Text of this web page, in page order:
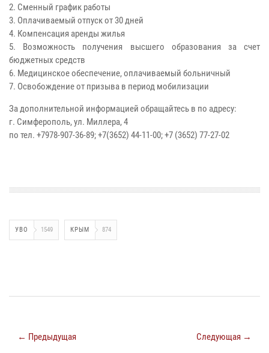
2. Сменный график работы
3. Оплачиваемый отпуск от 30 дней
4. Компенсация аренды жилья
5. Возможность получения высшего образования за счет
бюджетных средств
6. Медицинское обеспечение, оплачиваемый больничный
7. Освобождение от призыва в период мобилизации
За дополнительной информацией обращайтесь в по адресу:
г. Симферополь, ул. Миллера, 4
по тел. +7978-907-36-89; +7(3652) 44-11-00; +7 (3652) 77-27-02
УВО 1549 КРЫМ 874
← Предыдущая Следующая →